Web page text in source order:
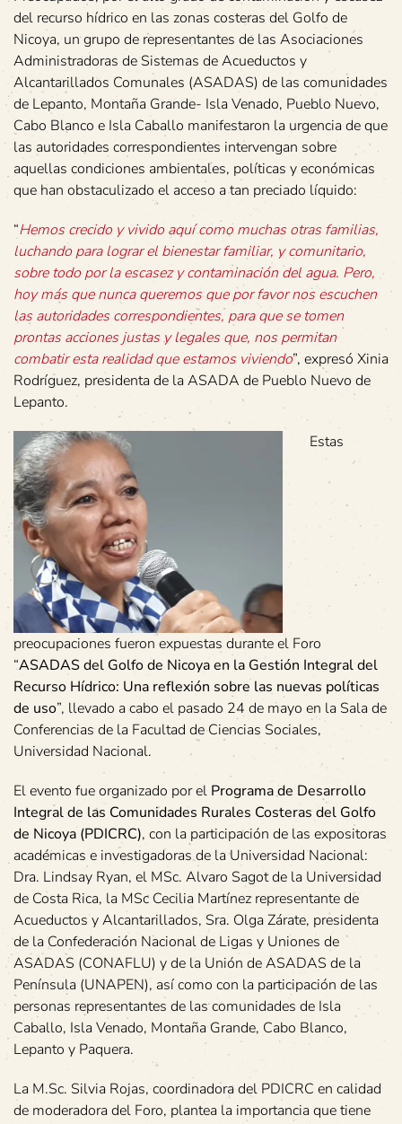
del recurso hídrico en las zonas costeras del Golfo de
Nicoya, un grupo de representantes de las Asociaciones
Administradoras de Sistemas de Acueductos y
Alcantarillados Comunales (ASADAS) de las comunidades
de Lepanto, Montaña Grande- Isla Venado, Pueblo Nuevo,
Cabo Blanco e Isla Caballo manifestaron la urgencia de que
las autoridades correspondientes intervengan sobre
aquellas condiciones ambientales, políticas y económicas
que han obstaculizado el acceso a tan preciado líquido:
“Hemos crecido y vivido aquí como muchas otras familias,
luchando para lograr el bienestar familiar, y comunitario,
sobre todo por la escasez y contaminación del agua. Pero,
hoy más que nunca queremos que por favor nos escuchen
las autoridades correspondientes, para que se tomen
prontas acciones justas y legales que, nos permitan
combatir esta realidad que estamos viviendo”, expresó Xinia
Rodríguez, presidenta de la ASADA de Pueblo Nuevo de
Lepanto.
Estas
preocupaciones fueron expuestas durante el Foro
“ASADAS del Golfo de Nicoya en la Gestión Integral del
Recurso Hídrico: Una reflexión sobre las nuevas políticas
de uso”, llevado a cabo el pasado 24 de mayo en la Sala de
Conferencias de la Facultad de Ciencias Sociales,
Universidad Nacional.
El evento fue organizado por el Programa de Desarrollo
Integral de las Comunidades Rurales Costeras del Golfo
de Nicoya (PDICRC), con la participación de las expositoras
académicas e investigadoras de la Universidad Nacional:
Dra. Lindsay Ryan, el MSc. Alvaro Sagot de la Universidad
de Costa Rica, la MSc Cecilia Martínez representante de
Acueductos y Alcantarillados, Sra. Olga Zárate, presidenta
de la Confederación Nacional de Ligas y Uniones de
ASADAS (CONAFLU) y de la Unión de ASADAS de la
Península (UNAPEN), así como con la participación de las
personas representantes de las comunidades de Isla
Caballo, Isla Venado, Montaña Grande, Cabo Blanco,
Lepanto y Paquera.
La M.Sc. Silvia Rojas, coordinadora del PDICRC en calidad
de moderadora del Foro, plantea la importancia que tiene